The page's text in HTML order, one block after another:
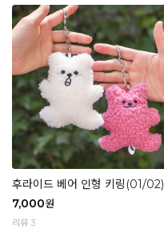
후라이드 베어 인형 키링(01/02)
7,000원
리뷰 3